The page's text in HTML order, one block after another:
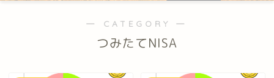
― CATEGORY ―
つみたてNISA